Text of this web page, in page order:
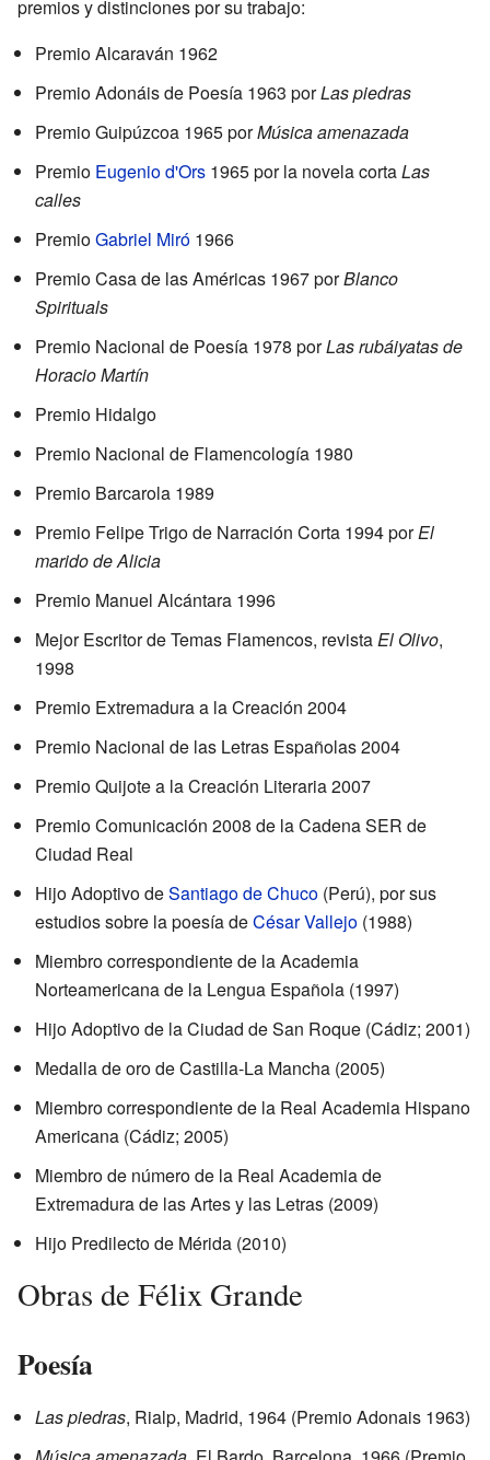
premios y distinciones por su trabajo:
Premio Alcaraván 1962
Premio Adonáis de Poesía 1963 porLas piedras
Premio Guipúzcoa 1965 porMúsica amenazada
Premio Eugenio d'Ors 1965 por la novela cortaLas
calles
PremioGabriel Miró 1966
Premio Casa de las Américas 1967 porBlanco
Spirituals
Premio Nacional de Poesía 1978 porLas rubáiyatas de
Horacio Martín
Premio Hidalgo
Premio Nacional de Flamencología 1980
Premio Barcarola 1989
Premio Felipe Trigo de Narración Corta 1994 porEl
marido de Alicia
Premio Manuel Alcántara 1996
Mejor Escritor de Temas Flamencos, revistaEl Olivo,
1998
Premio Extremadura a la Creación 2004
Premio Nacional de las Letras Españolas 2004
Premio Quijote a la Creación Literaria 2007
Premio Comunicación 2008 de la Cadena SER de
Ciudad Real
Hijo Adoptivo deSantiago de Chuco (Perú), por sus
estudios sobre la poesía deCésar Vallejo (1988)
Miembro correspondiente de la Academia
Norteamericana de la Lengua Española (1997)
Hijo Adoptivo de la Ciudad de San Roque (Cádiz; 2001)
Medalla de oro de Castilla-La Mancha (2005)
Miembro correspondiente de la Real Academia Hispano
Americana (Cádiz; 2005)
Miembro de número de la Real Academia de
Extremadura de las Artes y las Letras (2009)
Hijo Predilecto de Mérida (2010)
Obras de Félix Grande
Poesía
Las piedras, Rialp, Madrid, 1964 (Premio Adonais 1963)